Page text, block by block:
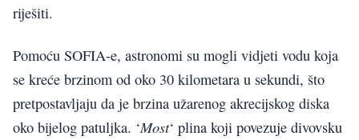
riješiti.
Pomoću SOFIA-e, astronomi su mogli vidjeti vodu koja
se kreće brzinom od oko 30 kilometara u sekundi, što
pretpostavljaju da je brzina užarenog akrecijskog diska
oko bijelog patuljka. ‘Most‘ plina koji povezuje divovsku